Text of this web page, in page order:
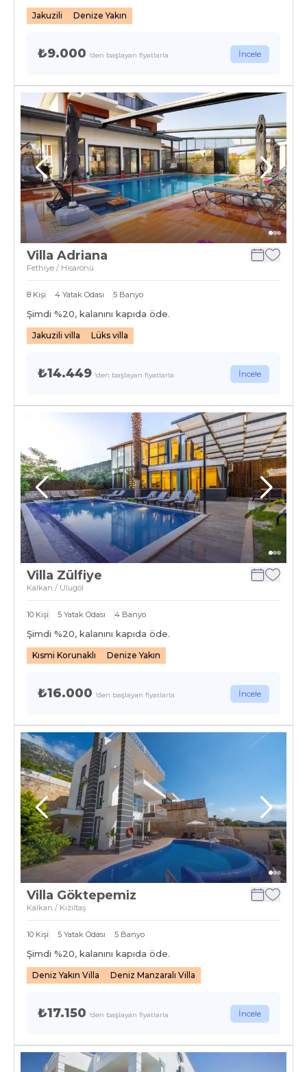
Jakuzili Denize Yakın
₺9.000 'den başlayan fiyatlarla İncele
Villa Adriana
Fethiye / Hisarönü
8 Kişi 4 Yatak Odası 5 Banyo
Şimdi %20, kalanını kapıda öde.
Jakuzili villa Lüks villa
₺14.449 'den başlayan fiyatlarla İncele
Villa Zülfiye
Kalkan / Ulugöl
10 Kişi 5 Yatak Odası 4 Banyo
Şimdi %20, kalanını kapıda öde.
Kısmi Korunaklı Denize Yakın
₺16.000 'den başlayan fiyatlarla İncele
Villa Göktepemiz
Kalkan / Kızıltaş
10 Kişi 5 Yatak Odası 5 Banyo
Şimdi %20, kalanını kapıda öde.
Deniz Yakın Villa Deniz Manzaralı Villa
₺17.150 'den başlayan fiyatlarla İncele